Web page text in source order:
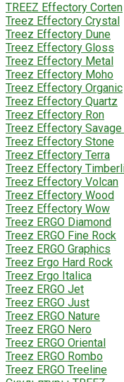
TREEZ Effectory Corten
Treez Effectory Crystal
Treez Effectory Dune
Treez Effectory Gloss
Treez Effectory Metal
Treez Effectory Moho
Treez Effectory Organic
Treez Effectory Quartz
Treez Effectory Ron
Treez Effectory Savage
Treez Effectory Stone
Treez Effectory Terra
Treez Effectory
Treez Effectory Volcan
Treez Effectory Wood
Treez Effectory Wow
Treez ERGO Diamond
Treez ERGO Fine Rock
Treez ERGO Graphics
Treez Ergo Hard Rock
Treez Ergo Italica
Treez ERGO Jet
Treez ERGO Just
Treez ERGO Nature
Treez ERGO Nero
Treez ERGO Oriental
Treez ERGO Rombo
Treez ERGO Treeline